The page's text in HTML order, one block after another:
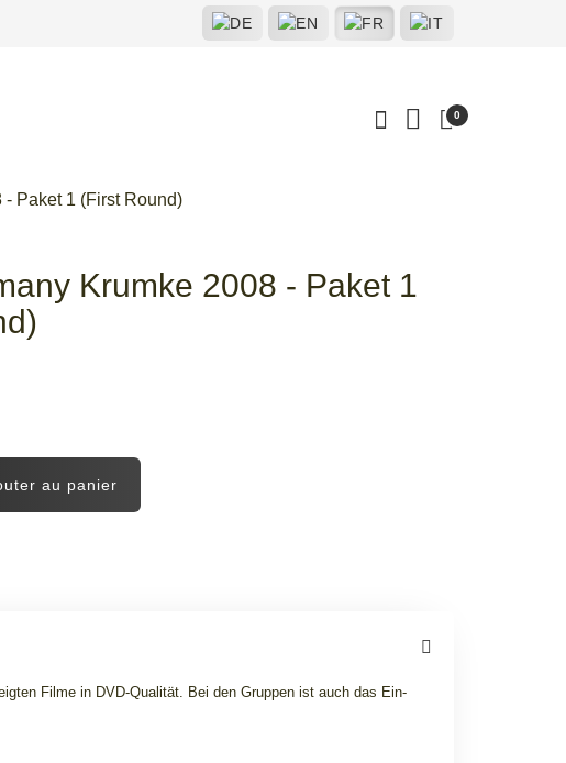
0
Paket 1 (First Round)
Krumke 2008 - Paket 1
au panier
Filme in DVD-Qualität. Bei den Gruppen ist auch das Ein-